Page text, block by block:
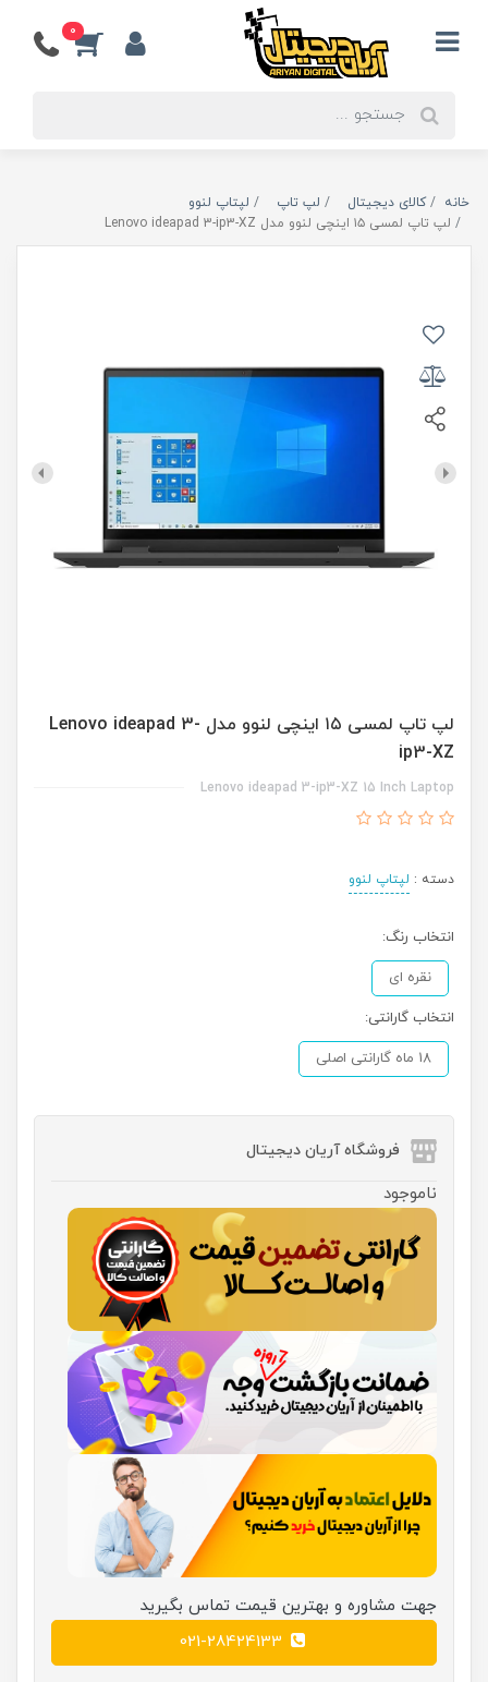
0
خانه کالای دیجیتال لپ تاپ
لپتاپ لنوو
لپ تاپ لمسی ۱۵ اینچی لنوو مدل Lenovo ideapad 3-ip3-XZ
لپ تاپ لمسی ۱۵ اینچی لنوو مدل Lenovo ideapad 3-
ip3-XZ
Lenovo ideapad 3-ip3-XZ 15 Inch Laptop
دسته : لپتاپ لنوو
انتخاب رنگ:
نقره ای
انتخاب گارانتی:
18 ماه گارانتی اصلی
فروشگاه آریان دیجیتال
ناموجود
جهت مشاوره و بهترین قیمت تماس بگیرید